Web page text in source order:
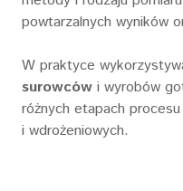
powtarzalnych wyników
W praktyce
surowców i wyrobów
różnych etapach
i wdrożeniowych.